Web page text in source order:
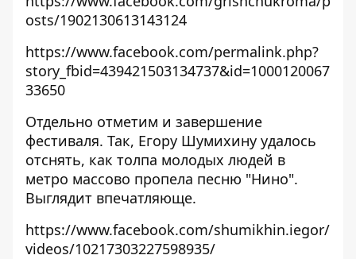
osts/1902130613143124
https://www.facebook.com/permalink.php?
story_fbid=439421503134737&id=1000120067
33650
Отдельно отметим и завершение
фестиваля. Так, Егору Шумихину удалось
отснять, как толпа молодых людей в
метро массово пропела песню "Нино".
Выглядит впечатляюще.
https://www.facebook.com/shumikhin.iegor/
videos/10217303227598935/